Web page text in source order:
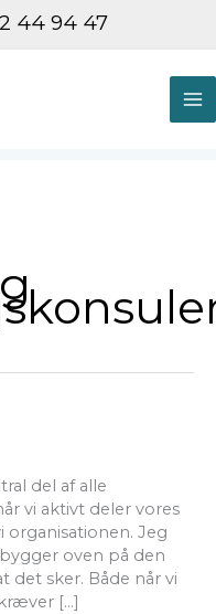
44 94 47
del af alle
vi aktivt deler vores
organisationen. Jeg
oven på den
det sker. Både når vi
[…]